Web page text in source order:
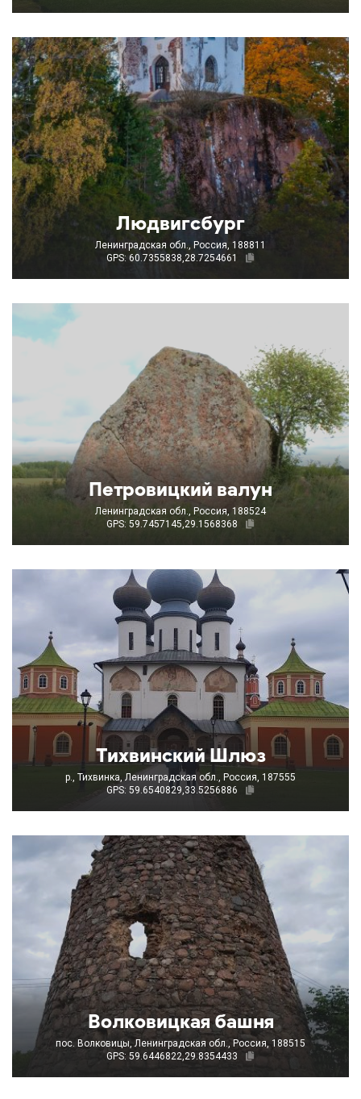
Людвигсбург
Ленинградская обл., Россия, 188811
GPS: 60.7355838,28.7254661
Петровицкий валун
Ленинградская обл., Россия, 188524
GPS: 59.7457145,29.1568368
Тихвинский Шлюз
р., Тихвинка, Ленинградская обл., Россия, 187555
GPS: 59.6540829,33.5256886
Волковицкая башня
пос. Волковицы, Ленинградская обл., Россия, 188515
GPS: 59.6446822,29.8354433